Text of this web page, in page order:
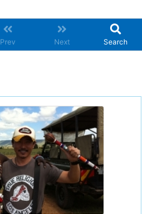
Prev Next Search